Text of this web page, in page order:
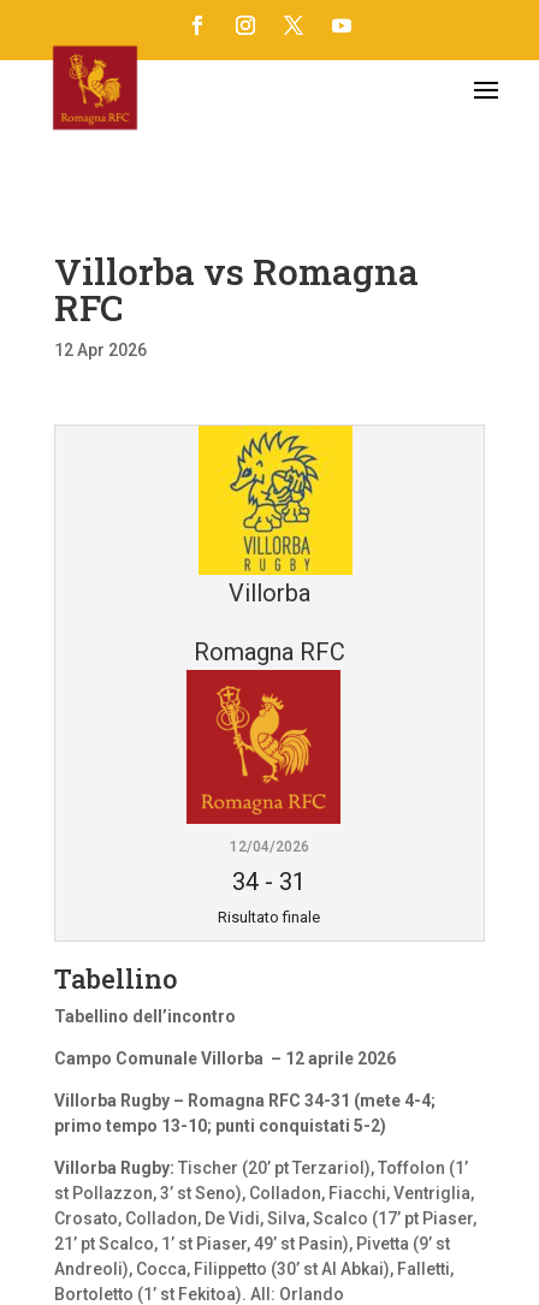
Villorba vs Romagna
RFC
12 Apr 2026
Villorba
Romagna RFC
12/04/2026
34 - 31
Risultato finale
Tabellino
Tabellino dell’incontro
Campo Comunale Villorba – 12 aprile 2026
Villorba Rugby – Romagna RFC 34-31 (mete 4-4;
primo tempo 13-10; punti conquistati 5-2)
Villorba Rugby: Tischer (20’ pt Terzariol), Toffolon (1’
st Pollazzon, 3’ st Seno), Colladon, Fiacchi, Ventriglia,
Crosato, Colladon, De Vidi, Silva, Scalco (17’ pt Piaser,
21’ pt Scalco, 1’ st Piaser, 49’ st Pasin), Pivetta (9’ st
Andreoli), Cocca, Filippetto (30’ st Al Abkai), Falletti,
Bortoletto (1’ st Fekitoa). All: Orlando